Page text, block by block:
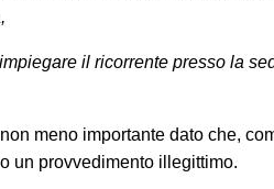
il ricorrente presso la
meno importante dato che,
un provvedimento illegittimo.
sarà gestita in
, in ragione del periodo di
in base alla
questione posta. Se